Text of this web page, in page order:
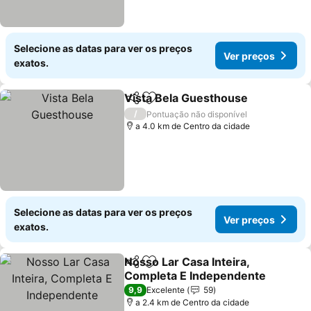
Selecione as datas para ver os preços
exatos.
Ver preços
PartilharAdicionar aos favoritos
Vista Bela Guesthouse
/
Pontuação não disponível
a 4.0 km de Centro da cidade
Selecione as datas para ver os preços
exatos.
Ver preços
PartilharAdicionar aos favoritos
Nosso Lar Casa Inteira,
Completa E Independente
9,9 Excelente
59
a 2.4 km de Centro da cidade